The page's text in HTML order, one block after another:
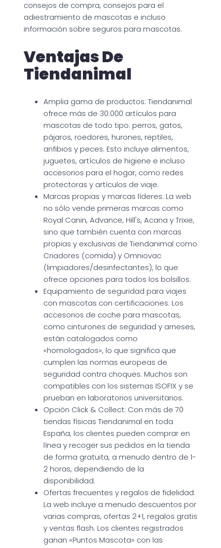
consejos de compra, consejos para el
adiestramiento de mascotas e incluso
información sobre seguros para mascotas.
Ventajas De
Tiendanimal
Amplia gama de productos: Tiendanimal
ofrece más de 30.000 artículos para
mascotas de todo tipo: perros, gatos,
pájaros, roedores, hurones, reptiles,
anfibios y peces. Esto incluye alimentos,
juguetes, artículos de higiene e incluso
accesorios para el hogar, como redes
protectoras y artículos de viaje.
Marcas propias y marcas líderes: La web
no sólo vende primeras marcas como
Royal Canin, Advance, Hill's, Acana y Trixie,
sino que también cuenta con marcas
propias y exclusivas de Tiendanimal como
Criadores (comida) y Omniovac
(limpiadores/desinfectantes), lo que
ofrece opciones para todos los bolsillos.
Equipamiento de seguridad para viajes
con mascotas con certificaciones: Los
accesorios de coche para mascotas,
como cinturones de seguridad y arneses,
están catalogados como
«homologados», lo que significa que
cumplen las normas europeas de
seguridad contra choques. Muchos son
compatibles con los sistemas ISOFIX y se
prueban en laboratorios universitarios.
Opción Click & Collect: Con más de 70
tiendas físicas Tiendanimal en toda
España, los clientes pueden comprar en
línea y recoger sus pedidos en la tienda
de forma gratuita, a menudo dentro de 1-
2 horas, dependiendo de la
disponibilidad.
Ofertas frecuentes y regalos de fidelidad:
La web incluye a menudo descuentos por
varias compras, ofertas 2+1, regalos gratis
y ventas flash. Los clientes registrados
ganan «Puntos Mascota» con las